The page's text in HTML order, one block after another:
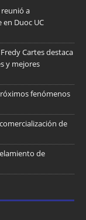
a
Duoc UC
Cartes destaca
y mejores
fenómenos
de
de